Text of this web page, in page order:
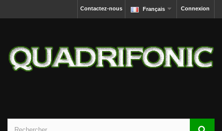
Connexion
Français
Contactez-nous